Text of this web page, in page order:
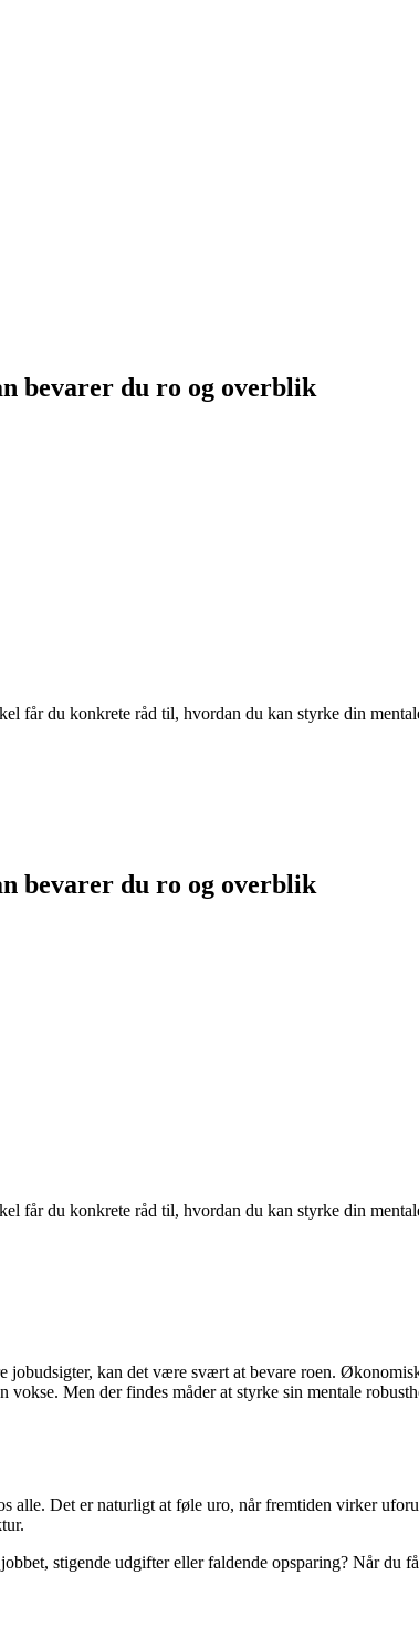
bevarer du ro og overblik
får du konkrete råd til, hvordan du kan styrke din
bevarer du ro og overblik
får du konkrete råd til, hvordan du kan styrke din
kan det være svært at bevare roen.
Men der findes måder at styrke sin mentale
alle. Det er naturligt at føle uro, når fremtiden virker
stigende udgifter eller faldende opsparing? Når